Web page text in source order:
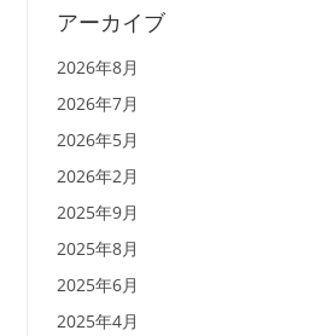
アーカイブ
2026年8月
2026年7月
2026年5月
2026年2月
2025年9月
2025年8月
2025年6月
2025年4月